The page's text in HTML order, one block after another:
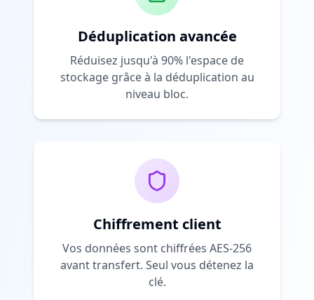
Déduplication avancée
Réduisez jusqu'à 90% l'espace de
stockage grâce à la déduplication au
niveau bloc.
Chiffrement client
Vos données sont chiffrées AES-256
avant transfert. Seul vous détenez la
clé.